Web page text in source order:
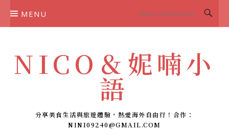
MENU
NICO＆妮喃小
語
分享美食生活與旅遊體驗，熱愛海外自由行！合作：
NINI09240@GMAIL.COM